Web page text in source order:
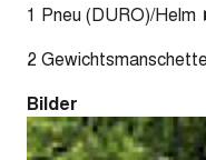
1 Pneu (DURO)/
2
Bilder